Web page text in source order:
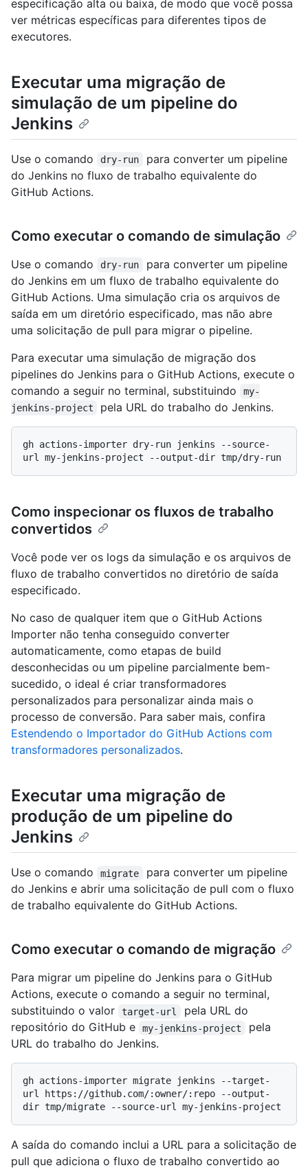
especificação alta ou baixa, de modo que você possa
ver métricas específicas para diferentes tipos de
executores.
Executar uma migração de
simulação de um pipeline do
Jenkins
Use o comando dry-run
para converter um pipeline
do Jenkins no fluxo de trabalho equivalente do
GitHub Actions.
Como executar o comando de simulação
Use o comando dry-run
para converter um pipeline
do Jenkins em um fluxo de trabalho equivalente do
GitHub Actions. Uma simulação cria os arquivos de
saída em um diretório especificado, mas não abre
uma solicitação de pull para migrar o pipeline.
Para executar uma simulação de migração dos
pipelines do Jenkins para o GitHub Actions, execute o
comando a seguir no terminal, substituindo
my-
jenkins-project
pela URL do trabalho do Jenkins.
gh actions-importer dry-run jenkins --source-
Como inspecionar os fluxos de trabalho
convertidos
Você pode ver os logs da simulação e os arquivos de
fluxo de trabalho convertidos no diretório de saída
especificado.
No caso de qualquer item que o GitHub Actions
Importer não tenha conseguido converter
automaticamente, como etapas de build
desconhecidas ou um pipeline parcialmente bem-
sucedido, o ideal é criar transformadores
personalizados para personalizar ainda mais o
processo de conversão. Para saber mais, confira
Estendendo o Importador do GitHub Actions com
transformadores personalizados.
Executar uma migração de
produção de um pipeline do
Jenkins
Use o comando migrate
para converter um pipeline
do Jenkins e abrir uma solicitação de pull com o fluxo
de trabalho equivalente do GitHub Actions.
Como executar o comando de migração
Para migrar um pipeline do Jenkins para o GitHub
Actions, execute o comando a seguir no terminal,
substituindo o valor
target-url
pela URL do
repositório do GitHub e
my-jenkins-project
pela
URL do trabalho do Jenkins.
gh actions-importer migrate jenkins --target-
url https://github.com/:owner/:repo --output-
A saída do comando inclui a URL para a solicitação de
pull que adiciona o fluxo de trabalho convertido ao